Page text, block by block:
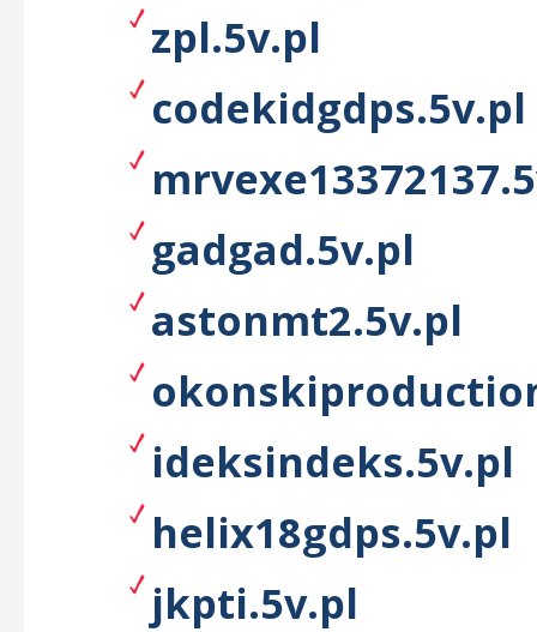
zpl.5v.pl
codekidgdps.5v.pl
gadgad.5v.pl
astonmt2.5v.pl
ideksindeks.5v.pl
helix18gdps.5v.pl
jkpti.5v.pl